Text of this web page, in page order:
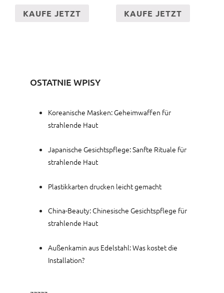
KAUFE JETZT KAUFE JETZT
OSTATNIE WPISY
Koreanische Masken: Geheimwaffen für
strahlende Haut
Japanische Gesichtspflege: Sanfte Rituale für
strahlende Haut
Plastikkarten drucken leicht gemacht
China-Beauty: Chinesische Gesichtspflege für
strahlende Haut
Außenkamin aus Edelstahl: Was kostet die
Installation?